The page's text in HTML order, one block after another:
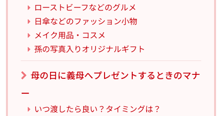
ローストビーフなどのグルメ
日傘などのファッション小物
メイク用品・コスメ
孫の写真入りオリジナルギフト
母の日に義母へプレゼントするときのマナ
ー
いつ渡したら良い？タイミングは？